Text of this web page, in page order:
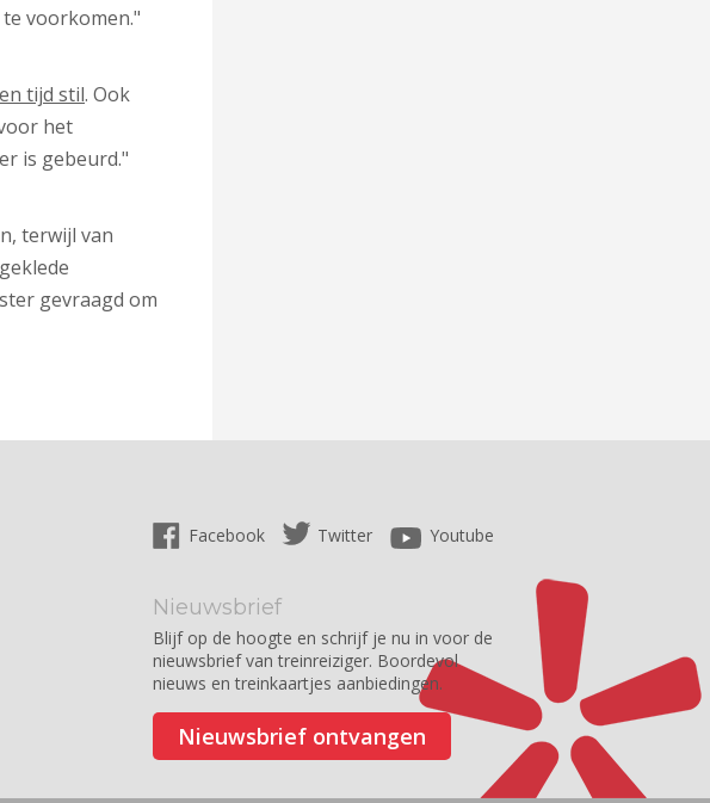
voorkomen."
tijd stil. Ook
het
is gebeurd."
terwijl van
gevraagd om
Facebook Twitter Youtube
Nieuwsbrief
Blijf op de hoogte en schrijf je nu in voor de
nieuwsbrief van treinreiziger. Boordevol
nieuws en treinkaartjes aanbiedingen.
Nieuwsbrief ontvangen